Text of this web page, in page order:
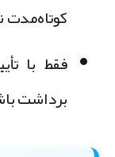
کوتاه‌مدت
فقط با
برداشت باشد